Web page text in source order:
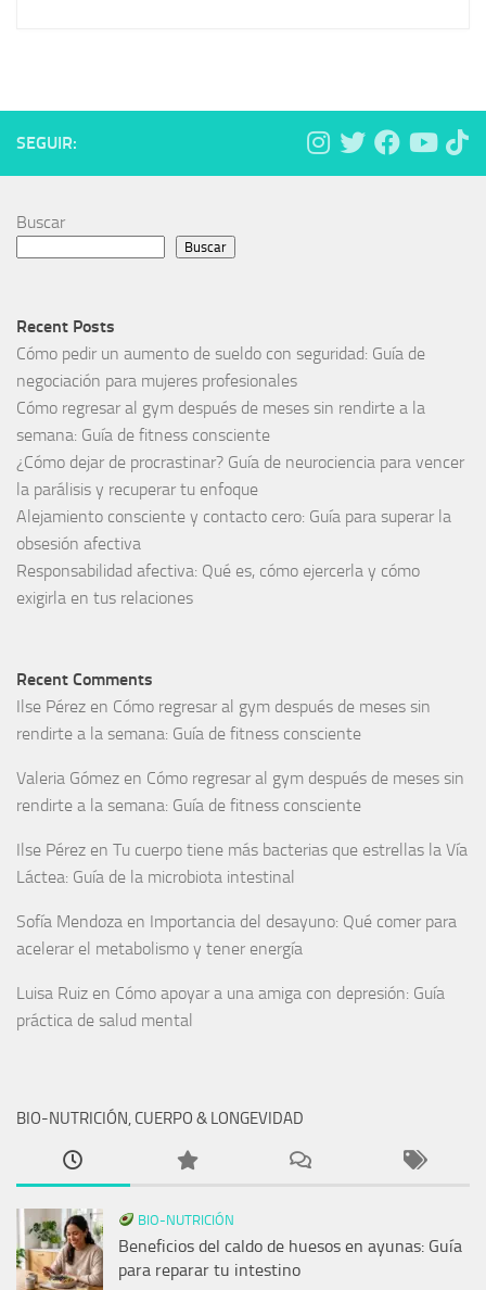
SEGUIR:
Buscar
Buscar
Recent Posts
Cómo pedir un aumento de sueldo con seguridad: Guía de
negociación para mujeres profesionales
Cómo regresar al gym después de meses sin rendirte a la
semana: Guía de fitness consciente
¿Cómo dejar de procrastinar? Guía de neurociencia para vencer
la parálisis y recuperar tu enfoque
Alejamiento consciente y contacto cero: Guía para superar la
obsesión afectiva
Responsabilidad afectiva: Qué es, cómo ejercerla y cómo
exigirla en tus relaciones
Recent Comments
Ilse Pérez en Cómo regresar al gym después de meses sin
rendirte a la semana: Guía de fitness consciente
Valeria Gómez en Cómo regresar al gym después de meses sin
rendirte a la semana: Guía de fitness consciente
Ilse Pérez en Tu cuerpo tiene más bacterias que estrellas la Vía
Láctea: Guía de la microbiota intestinal
Sofía Mendoza en Importancia del desayuno: Qué comer para
acelerar el metabolismo y tener energía
Luisa Ruiz en Cómo apoyar a una amiga con depresión: Guía
práctica de salud mental
BIO-NUTRICIÓN, CUERPO & LONGEVIDAD
BIO-NUTRICIÓN
Beneficios del caldo de huesos en ayunas: Guía
para reparar tu intestino